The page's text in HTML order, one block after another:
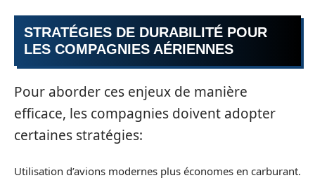
STRATÉGIES DE DURABILITÉ POUR
LES COMPAGNIES AÉRIENNES
Pour aborder ces enjeux de manière
efficace, les compagnies doivent adopter
certaines stratégies:
Utilisation d’avions modernes plus économes en carburant.